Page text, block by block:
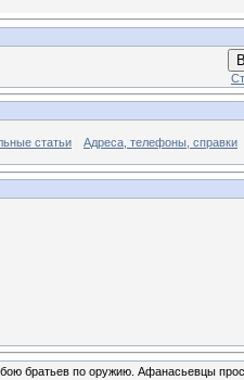
статьи Адреса, телефоны, справки
братьев по оружию. Афанасьевцы